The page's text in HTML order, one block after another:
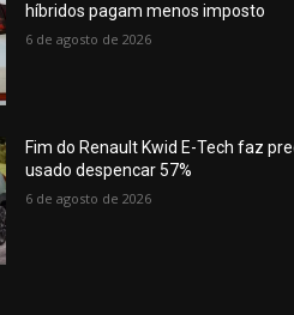
híbridos pagam menos imposto
6 de agosto de 2026
Fim do Renault Kwid E-Tech faz
usado despencar 57%
6 de agosto de 2026